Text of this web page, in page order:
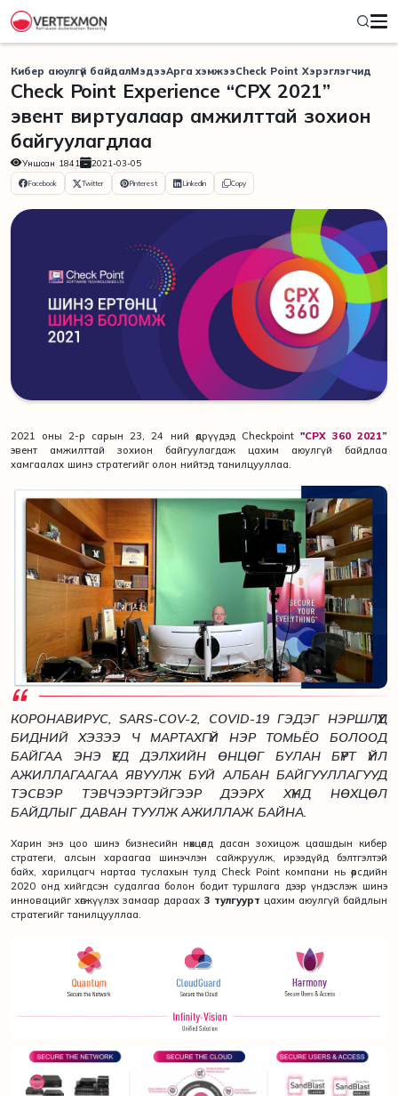
Кибер аюулгүй байдалМэдээАрга хэмжээCheck Point Хэрэглэгчид
Check Point Experience “CPX 2021”
эвент виртуалаар амжилттай зохион
байгуулагдлаа
Уншсан 1841 2021-03-05
Facebook Twitter Pinterest Linkedin Copy
2021 оны 2-р сарын 23, 24 ний өдрүүдэд Checkpoint "CPX 360 2021”
эвент амжилттай зохион байгуулагдаж цахим аюулгүй байдлаа
хамгаалах шинэ стратегийг олон нийтэд танилцууллаа.
КОРОНАВИРУС, SARS-COV-2, COVID-19 ГЭДЭГ НЭРШЛҮҮД
БИДНИЙ ХЭЗЭЭ Ч МАРТАХГҮЙ НЭР ТОМЬЁО БОЛООД
БАЙГАА ЭНЭ ҮЕД ДЭЛХИЙН ӨНЦӨГ БУЛАН БҮРТ ҮЙЛ
АЖИЛЛАГААГАА ЯВУУЛЖ БУЙ АЛБАН БАЙГУУЛЛАГУУД
ТЭСВЭР ТЭВЧЭЭРТЭЙГЭЭР ДЭЭРХ ХҮНД НӨХЦӨЛ
БАЙДЛЫГ ДАВАН ТУУЛЖ АЖИЛЛАЖ БАЙНА.
Харин энэ цоо шинэ бизнесийн нөхцөлд дасан зохицож цаашдын кибер
стратеги, алсын хараагаа шинэчлэн сайжруулж, ирээдүйд бэлтгэлтэй
байх, харилцагч нартаа туслахын тулд Check Point компани нь өөрсдийн
2020 онд хийгдсэн судалгаа болон бодит туршлага дээр үндэслэж шинэ
инновацийг хөгжүүлэх замаар дараах 3 тулгуурт цахим аюулгүй байдлын
стратегийг танилцууллаа.